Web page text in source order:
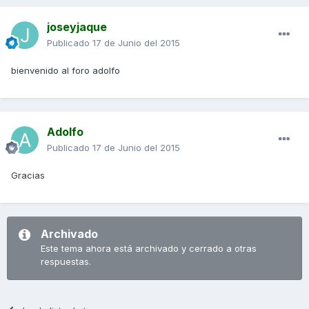
joseyjaque
Publicado 17 de Junio del 2015
bienvenido al foro adolfo
Adolfo
Publicado 17 de Junio del 2015
Gracias
Archivado
Este tema ahora está archivado y cerrado a otras
respuestas.